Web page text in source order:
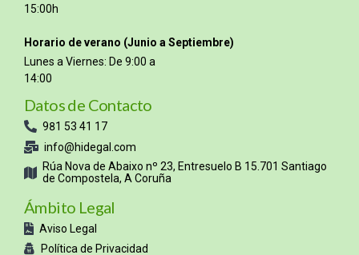
15:00h
Horario de verano (Junio a Septiembre)
Lunes a Viernes: De 9:00 a
14:00
Datos de Contacto
981 53 41 17
info@hidegal.com
Rúa Nova de Abaixo nº 23, Entresuelo B 15.701 Santiago
de Compostela, A Coruña
Ámbito Legal
Aviso Legal
Política de Privacidad